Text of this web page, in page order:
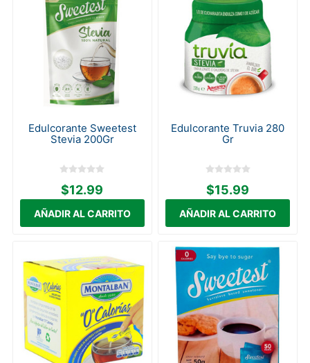
Edulcorante Sweetest
Stevia 200Gr
$12.99
Edulcorante Truvia 280
Gr
$15.99